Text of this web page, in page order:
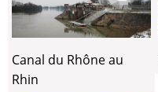
Canal du Rhône au
Rhin